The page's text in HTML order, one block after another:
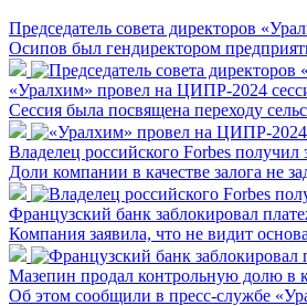
Председатель совета директоров
Осипов был гендиректором
«Уралхим» провел на ЦИПР-2024
Сессия была посвящена переходу
Владелец российского Forbes получил
Доли компании в качестве залога не
Французский банк заблокировал
Компания заявила, что не видит
Мазепин продал контрольную долю в
Об этом сообщили в пресс-службе